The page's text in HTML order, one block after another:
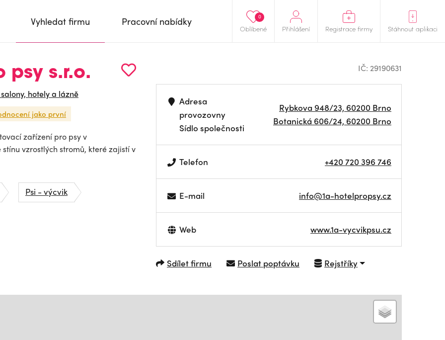
Oblíbené
0
Přihlášení Registrace firmy Stáhnout aplikaci
Vyhledat firmu Pracovní nabídky
psy s.r.o.
hotely a lázně
jako první
zařízení pro psy v
vzrostlých stromů, které zajistí v
Psi - výcvik
IČ: 29190631
Adresa
provozovny
Sídlo společnosti
Rybkova 948/23, 60200 Brno
Botanická 606/24, 60200 Brno
Telefon +420 720 396 746
E-mail info@1a-hotelpropsy.cz
Web www.1a-vycvikpsu.cz
Sdílet firmu Poslat poptávku Rejstříky